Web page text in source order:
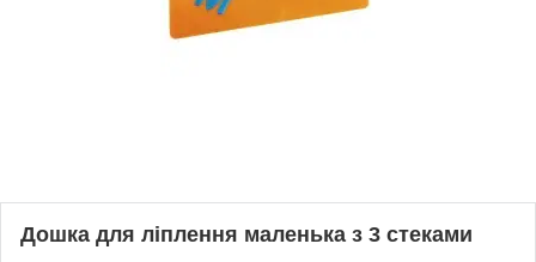
Дошка для ліплення маленька з 3 стеками